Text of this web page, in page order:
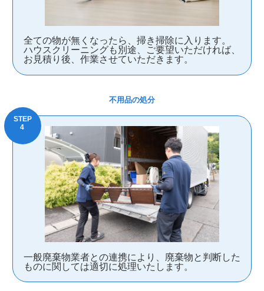
全ての物が無くなったら、掃き掃除に入ります。
ハウスクリーニングも別途、ご要望いただければ、
お見積り後、作業させていただきます。
不用品の処分
一般廃棄物業者との連携により、廃棄物と判断した
ものに関しては適切に処理いたします。